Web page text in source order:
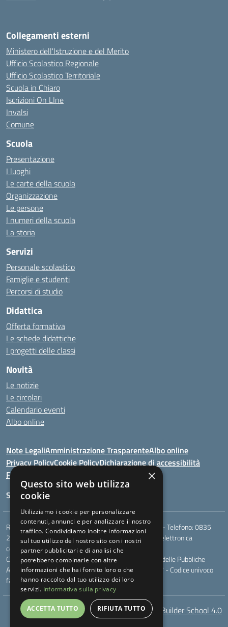
Collegamenti esterni
Ministero dell'Istruzione e del Merito
Ufficio Scolastico Regionale
Ufficio Scolastico Territoriale
Scuola in Chiaro
Iscrizioni On LIne
Invalsi
Comune
Scuola
Presentazione
I luoghi
Le carte della scuola
Organizzazione
Le persone
I numeri della scuola
La storia
Servizi
Personale scolastico
Famiglie e studenti
Percorsi di studio
Didattica
Offerta formativa
Le schede didattiche
I progetti delle classi
Novità
Le notizie
Le circolari
Calendario eventi
Albo online
Note LegaliAmministrazione TrasparenteAlbo online
Privacy PolicyCookie PolicyDichiarazione di accessibilità
Feedback
Seguici su:
Rione Marco Polo, snc - 75024 Montescaglioso (MT) - Telefono:0835
207109- Email:mtic823003@istruzione.it- Posta elettronica
certificata (PEC):mtic823003@pec.istruzione.it
Codice meccanografico: MTIC823003 - Codice Indice delle Pubbliche
Amministrazioni (IPA): - Codice fiscale 93049170777 - Codice univoco
fatturazione elettronica (CUF): UF044V
AcceBuilder School 4.0
×
Questo sito web utilizza
cookie
Utilizziamo i cookie per personalizzare
contenuti, annunci e per analizzare il nostro
traffico. Condividiamo inoltre informazioni
sul tuo utilizzo del nostro sito con i nostri
partner pubblicitari e di analisi che
potrebbero combinarle con altre
informazioni che hai fornito loro o che
hanno raccolto dal tuo utilizzo dei loro
servizi. Informativa sulla privacy
ACCETTA TUTTO RIFIUTA TUTTO